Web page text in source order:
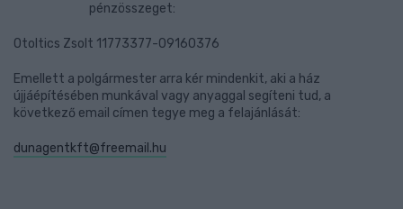
pénzösszeget:
Otoltics Zsolt 11773377-09160376
Emellett a polgármester arra kér mindenkit, aki a ház
újjáépítésében munkával vagy anyaggal segíteni tud, a
következő email címen tegye meg a felajánlását:
dunagentkft@freemail.hu